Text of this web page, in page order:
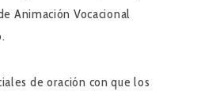
Animación Vocacional
de oración con que los